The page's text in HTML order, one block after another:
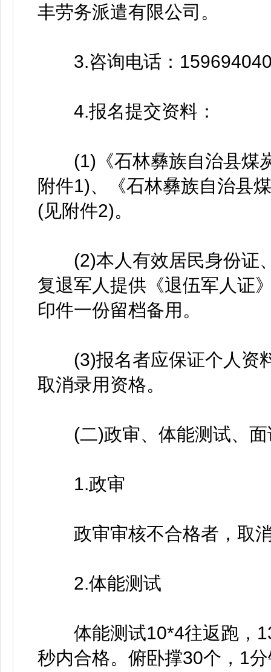
丰劳务派遣有限公司。
3.咨询电话：
4.报名提交资料：
(1)《石林彝族自治县煤
附件1)、《石林彝族自治县
(见附件2)。
(2)本人有效居民身份证
复退军人提供《退伍军人证
印件一份留档备用。
(3)报名者应保证个人资
取消录用资格。
(二)政审、体能测试、面
1.政审
政审审核不合格者，取消
2.体能测试
体能测试10*4往返跑，
秒内合格。俯卧撑30个，1